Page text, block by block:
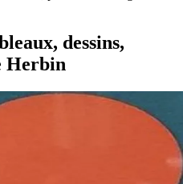
dessins,
Herbin